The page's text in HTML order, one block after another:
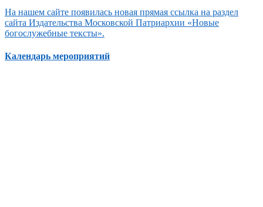
На нашем сайте появилась новая прямая ссылка на раздел
сайта Издательства Московской Патриархии «Новые
богослужебные тексты».
Календарь мероприятий